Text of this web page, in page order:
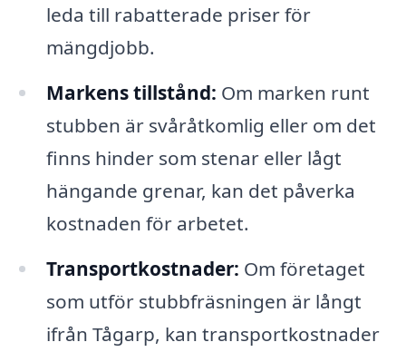
leda till rabatterade priser för
mängdjobb.
Markens tillstånd: Om marken runt
stubben är svåråtkomlig eller om det
finns hinder som stenar eller lågt
hängande grenar, kan det påverka
kostnaden för arbetet.
Transportkostnader: Om företaget
som utför stubbfräsningen är långt
ifrån Tågarp, kan transportkostnader